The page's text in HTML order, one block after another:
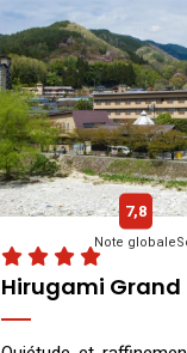
Hirugami Grand
7,8
Note globale